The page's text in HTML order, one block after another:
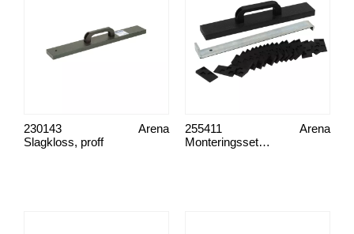
Slagkloss, proff
Arena
230143
Monteringsset, parkett
Arena
255411